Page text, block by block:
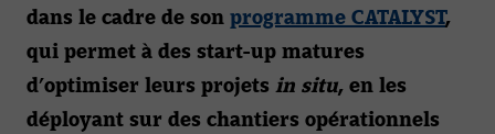
dans le cadre de sonprogramme CATALYST,
qui permet à des start-up matures
d’optimiser leurs projets in situ, en les
déployant sur des chantiers opérationnels